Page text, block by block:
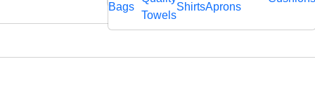
Bags
Towels
ShirtsAprons